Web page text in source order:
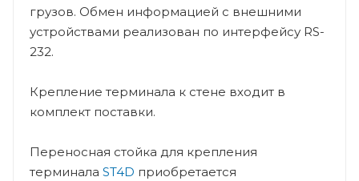
грузов. Обмен информацией с внешними
устройствами реализован по интерфейсу RS-
232.
Крепление терминала к стене входит в
комплект поставки.
Переносная стойка для крепления
терминала ST4D приобретается